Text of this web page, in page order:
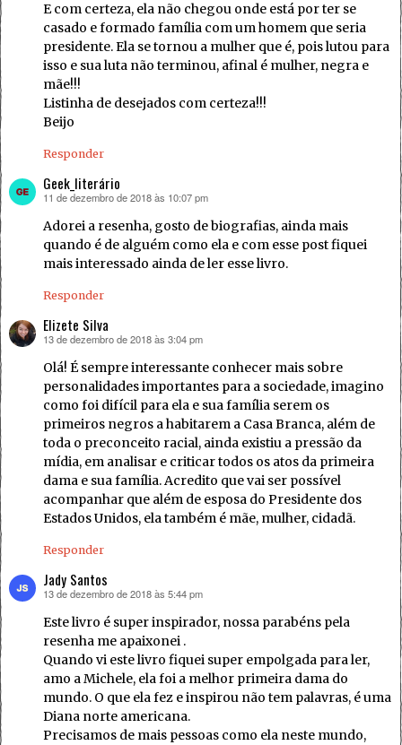
E com certeza, ela não chegou onde está por ter se
casado e formado família com um homem que seria
presidente. Ela se tornou a mulher que é, pois lutou para
isso e sua luta não terminou, afinal é mulher, negra e
mãe!!!
Listinha de desejados com certeza!!!
Beijo
Responder
Geek_literário
disse:
11 de dezembro de 2018 às 10:07 pm
Adorei a resenha, gosto de biografias, ainda mais
quando é de alguém como ela e com esse post fiquei
mais interessado ainda de ler esse livro.
Responder
Elizete Silva
disse:
13 de dezembro de 2018 às 3:04 pm
Olá! É sempre interessante conhecer mais sobre
personalidades importantes para a sociedade, imagino
como foi difícil para ela e sua família serem os
primeiros negros a habitarem a Casa Branca, além de
toda o preconceito racial, ainda existiu a pressão da
mídia, em analisar e criticar todos os atos da primeira
dama e sua família. Acredito que vai ser possível
acompanhar que além de esposa do Presidente dos
Estados Unidos, ela também é mãe, mulher, cidadã.
Responder
Jady Santos
disse:
13 de dezembro de 2018 às 5:44 pm
Este livro é super inspirador, nossa parabéns pela
resenha me apaixonei .
Quando vi este livro fiquei super empolgada para ler,
amo a Michele, ela foi a melhor primeira dama do
mundo. O que ela fez e inspirou não tem palavras, é uma
Diana norte americana.
Precisamos de mais pessoas como ela neste mundo,